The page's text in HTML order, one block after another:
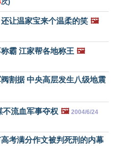
让温家宝来个温柔的笑 🖼️
霸 江家帮各地称王 🖼️
割据 中央高层发生八级地震
不流血军事夺权 🖼️ 2004/6/24
考满分作文被判死刑的内幕